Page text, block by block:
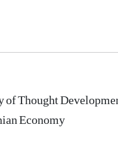
of Thought
Economy